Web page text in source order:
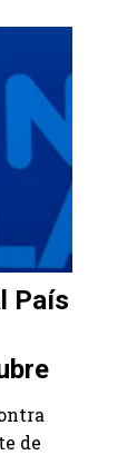
País
de